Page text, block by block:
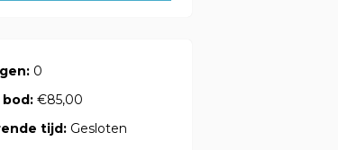
0
bod:€85,00
tijd: Gesloten